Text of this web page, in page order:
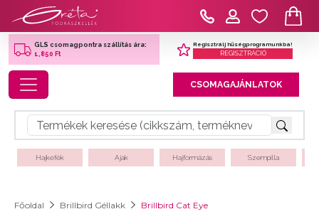
GLS csomagpontra szállítás ára:
1,850 Ft
Regisztrálj hűségprogramunkba!
REGISZTRÁCIÓ
Toggle navigation CSOMAGAJÁNLATOK
Hajkefék Ajak Hajformázás Szempilla
Főoldal Brillbird Géllakk Brillbird Cat Eye